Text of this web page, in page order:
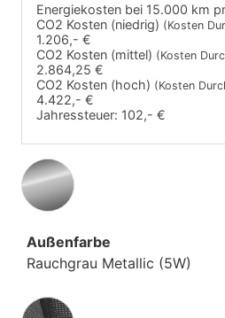
Energiekosten bei 15.000 km
CO2 Kosten (niedrig) (Kosten
1.206,- €
CO2 Kosten (mittel) (Kosten
2.864,25 €
CO2 Kosten (hoch) (Kosten
4.422,- €
Jahressteuer: 102,- €
Außenfarbe
Rauchgrau Metallic (5W)
Innenausstattung